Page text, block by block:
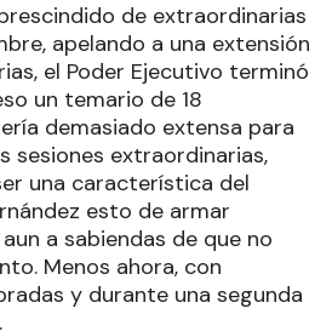
de extraordinarias
apelando a una extensión
el Poder Ejecutivo terminó
un temario de 18
demasiado extensa para
sesiones extraordinarias,
una característica del
esto de armar
a sabiendas de que no
Menos ahora, con
y durante una segunda